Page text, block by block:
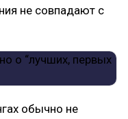
не совпадают с
обычно не